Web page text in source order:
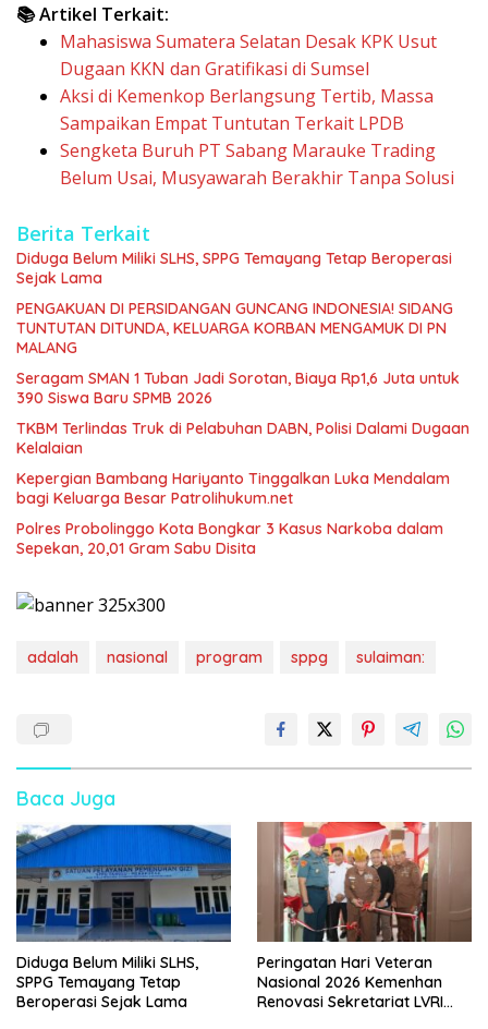
📚 Artikel Terkait:
Mahasiswa Sumatera Selatan Desak KPK Usut
Dugaan KKN dan Gratifikasi di Sumsel
Aksi di Kemenkop Berlangsung Tertib, Massa
Sampaikan Empat Tuntutan Terkait LPDB
Sengketa Buruh PT Sabang Marauke Trading
Belum Usai, Musyawarah Berakhir Tanpa Solusi
Berita Terkait
Diduga Belum Miliki SLHS, SPPG Temayang Tetap Beroperasi
Sejak Lama
PENGAKUAN DI PERSIDANGAN GUNCANG INDONESIA! SIDANG
TUNTUTAN DITUNDA, KELUARGA KORBAN MENGAMUK DI PN
MALANG
Seragam SMAN 1 Tuban Jadi Sorotan, Biaya Rp1,6 Juta untuk
390 Siswa Baru SPMB 2026
TKBM Terlindas Truk di Pelabuhan DABN, Polisi Dalami Dugaan
Kelalaian
Kepergian Bambang Hariyanto Tinggalkan Luka Mendalam
bagi Keluarga Besar Patrolihukum.net
Polres Probolinggo Kota Bongkar 3 Kasus Narkoba dalam
Sepekan, 20,01 Gram Sabu Disita
adalah nasional program sppg sulaiman:
Baca Juga
Diduga Belum Miliki SLHS,
SPPG Temayang Tetap
Beroperasi Sejak Lama
Peringatan Hari Veteran
Nasional 2026 Kemenhan
Renovasi Sekretariat LVRI